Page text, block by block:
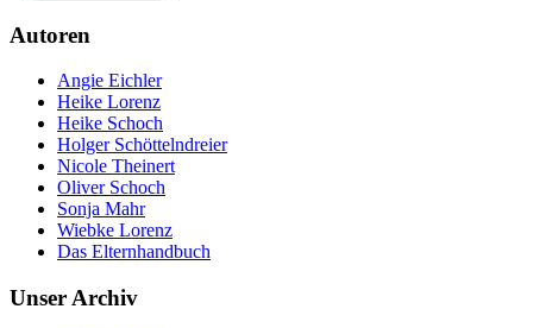
Autoren
Angie Eichler
Heike Lorenz
Heike Schoch
Holger Schöttelndreier
Nicole Theinert
Oliver Schoch
Sonja Mahr
Wiebke Lorenz
Das Elternhandbuch
Unser Archiv